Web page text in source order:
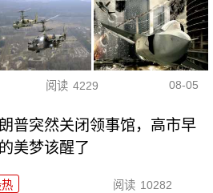
阅读 4229 08-05
普突然关闭领事馆，高市早
美梦该醒了
阅读 10282